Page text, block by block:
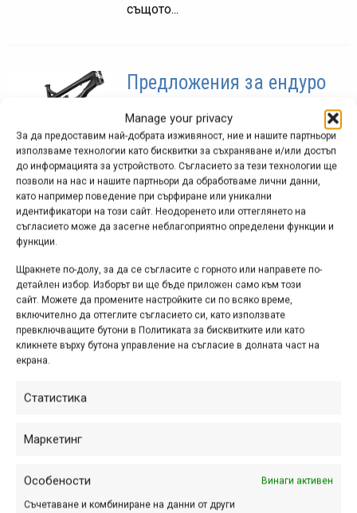
Manage your privacy
За да предоставим най-добрата изживяност, ние и нашите партньори
използваме технологии като бисквитки за съхраняване и/или достъп
до информацията за устройството. Съгласието за тези технологии ще
позволи на нас и нашите партньори да обработваме лични данни,
като например поведение при сърфиране или уникални
идентификатори на този сайт. Неодоренето или оттеглянето на
съгласието може да засегне неблагоприятно определени функции и
функции.
Щракнете по-долу, за да се съгласите с горното или направете по-
детайлен избор. Изборът ви ще бъде приложен само към този
сайт. Можете да промените настройките си по всяко време,
включително да оттеглите съгласието си, като използвате
превключващите бутони в Политиката за бисквитките или като
кликнете върху бутона управление на съгласие в долната част на
екрана.
Статистика
Маркетинг
Особености Винаги активен
Съчетаване и комбиниране на данни от други
същото...
Предложения за ендуро
май 18, 2017 at 11:19. 1104
Ендуро сезонът започна с пълна
сила, така че през месец май в
няколко поредни статии ще ви
представим продукти за този тип
пазар от наши партньори....
DragZone.bg е вече тук!
Какво ново ще откриетe? • Модерен